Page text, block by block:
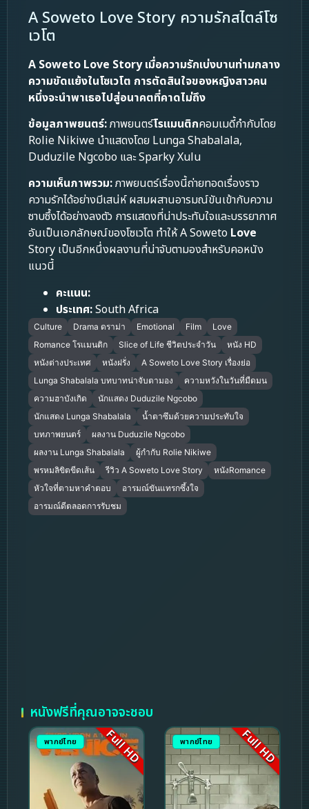
A Soweto Love Story ความรักสไตล์โซ
เวโต
A Soweto Love Story เมื่อความรักเบ่งบานท่ามกลาง
ความขัดแย้งในโซเวโต การตัดสินใจของหญิงสาวคน
หนึ่งจะนำพาเธอไปสู่อนาคตที่คาดไม่ถึง
ข้อมูลภาพยนตร์:ภาพยนตร์โรแมนติกคอมเมดี้กำกับโดย
Rolie Nikiwe นำแสดงโดย Lunga Shabalala,
Duduzile Ngcobo และ Sparky Xulu
ความเห็นภาพรวม:ภาพยนตร์เรื่องนี้ถ่ายทอดเรื่องราว
ความรักได้อย่างมีเสน่ห์ ผสมผสานอารมณ์ขันเข้ากับความ
ซาบซึ้งได้อย่างลงตัว การแสดงที่น่าประทับใจและบรรยากาศ
อันเป็นเอกลักษณ์ของโซเวโต ทำให้ A Soweto Love
Story เป็นอีกหนึ่งผลงานที่น่าจับตามองสำหรับคอหนัง
แนวนี้
คะแนน:
ประเทศ:South Africa
Culture Drama ดราม่า Emotional Film
Love
Romance โรแมนติก
Slice of Life ชีวิตประจำวัน
หนัง HD
หนังต่างประเทศ
หนังฝรั่ง
A Soweto Love Story เรื่องย่อ
Lunga Shabalala บทบาทน่าจับตามอง
ความหวังในวันที่มืดมน
ความฮาบังเกิด
นักแสดง Duduzile Ngcobo
นักแสดง Lunga Shabalala
น้ำตาซึมด้วยความประทับใจ
บทภาพยนตร์
ผลงาน Duduzile Ngcobo
ผลงาน Lunga Shabalala
ผู้กำกับ Rolie Nikiwe
พรหมลิขิตขีดเส้น
รีวิว A Soweto Love Story
หนังRomance
หัวใจที่ตามหาคำตอบ
อารมณ์ขันแทรกซึ้งใจ
อารมณ์ดีตลอดการรับชม
หนังฟรีที่คุณอาจจะชอบ
พากย์ไทย Full HD พากย์ไทย Full HD